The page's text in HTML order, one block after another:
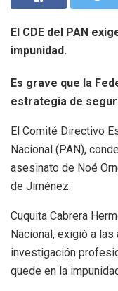
El CDE del PAN
impunidad.
Es grave que la
estrategia de
El Comité Directivo
Nacional (PAN),
asesinato de Noé
de Jiménez.
Cuquita Cabrera
Nacional, exigió a
investigación
quede en la